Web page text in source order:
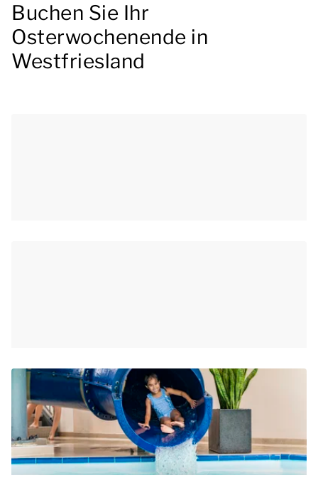
Buchen Sie Ihr
Osterwochenende in
Westfriesland